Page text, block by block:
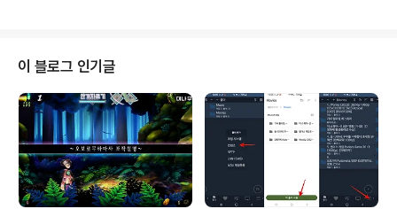
몽골에서 ‘선택’할 수 있는 경로는 많지 않은 거다. 우리는
일단 도착 첫날 7박 8일에 걸쳐 중앙몽골 초원을 가로지르
며 역사,문화유적지(카라코룸,체체를렉), 자연공원(호르고
분화구, 차강노르, 흡수골 노르)을 체험할 수 있는 흡수골
루트를 선택했고, 여행에서 돌아와서는 어정쩡하게 남은 5
일의 시간을 위해 테를..
이 블로그 인기글